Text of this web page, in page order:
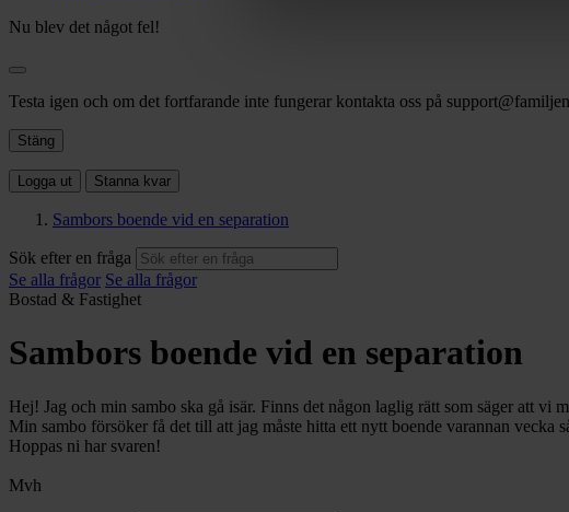
Nu blev det något fel!
Testa igen och om det fortfarande inte fungerar kontakta oss på
Stäng
Logga ut Stanna kvar
Sambors boende vid en separation
Sök efter en fråga
Se alla frågor Se alla frågor
Bostad & Fastighet
Sambors boende vid en separation
Hej! Jag och min sambo ska gå isär. Finns det någon laglig rätt som säger att vi
Min sambo försöker få det till att jag måste hitta ett nytt boende varannan vecka
Hoppas ni har svaren!
Mvh